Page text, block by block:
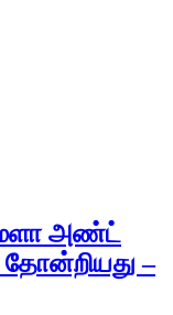
அண்ட்
–